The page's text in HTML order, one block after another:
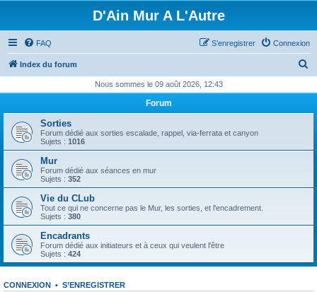
D'Ain Mur A L'Autre
FAQ Connexion
S’enregistrer
Index du forum
h
r
Nous sommes le 09 août 2026, 12:43
Forum
Sorties
Forum dédié aux sorties escalade, rappel, via-ferrata et canyon
Sujets : 1016
Mur
Forum dédié aux séances en mur
Sujets : 352
Vie du CLub
Tout ce qui ne concerne pas le Mur, les sorties, et l'encadrement.
Sujets : 380
Encadrants
Forum dédié aux initiateurs et à ceux qui veulent l'être
Sujets : 424
CONNEXION • S’ENREGISTRER